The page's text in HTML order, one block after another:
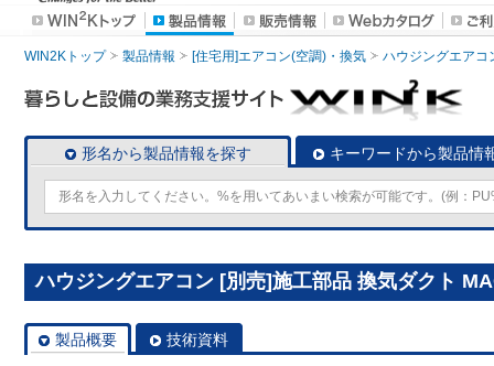
WIN2Kトップ 製品情報 [住宅用]エアコン(空調)・換気 ハウジングエアコ
形名から製品情報を探す キーワードから製品情
ハウジングエアコン [別売]施工部品 換気ダクト
製品概要 技術資料